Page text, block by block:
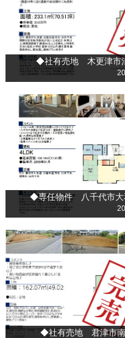
◆社有売地 木更津市
◆専任物件 八千代市大
◆社有売地 君津市南